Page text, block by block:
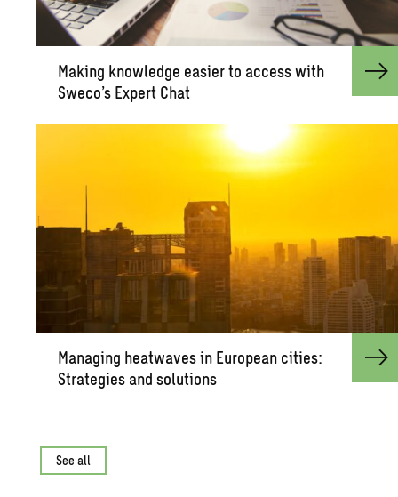
Mak­ing knowl­edge eas­ier to ac­cess with
Sweco’s Ex­pert Chat
Man­ag­ing heat­waves in Eu­ro­pean cities:
Strate­gies and so­lu­tions
See all